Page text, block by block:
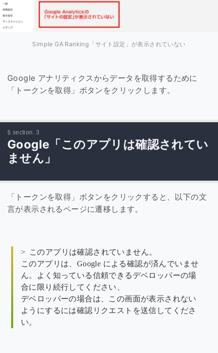
Simple GA Ranking「サイト設定」が表示されていない
Google アナリティクスからデータを取得するために
「トークンを取得」ボタンをクリックします。
Google「このアプリは確認されてい
ません」
「トークンを取得」ボタンをクリックすると、以下の文
言が表示されるページに遷移します。
このアプリは確認されていません。
このアプリは、Google による確認が済んでいませ
ん。よく知っている信頼できるデベロッパーの場
合に限り続行してください、
デベロッパーの場合は、この画面が表示されない
ようにするには確認リクエストを送信してくださ
い。